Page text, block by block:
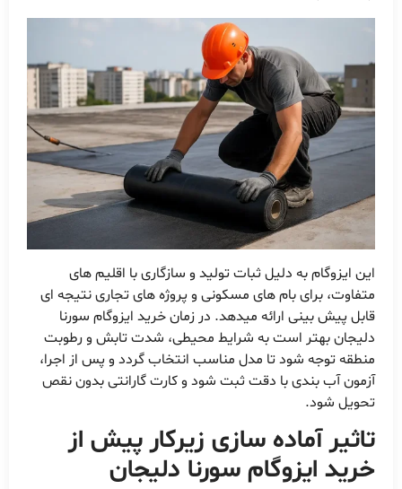
این ایزوگام به دلیل ثبات تولید و سازگاری با اقلیم های
متفاوت، برای بام های مسکونی و پروژه های تجاری نتیجه ای
قابل پیش بینی ارائه میدهد. در زمان خرید ایزوگام سورنا
دلیجان بهتر است به شرایط محیطی، شدت تابش و رطوبت
منطقه توجه شود تا مدل مناسب انتخاب گردد و پس از اجرا،
آزمون آب بندی با دقت ثبت شود و کارت گارانتی بدون نقص
تحویل شود.
تاثیر آماده سازی زیرکار پیش از
خرید ایزوگام سورنا دلیجان